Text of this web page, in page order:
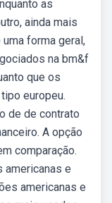
as
ainda mais
forma geral,
na bm&f
que os
europeu.
de de contrato
A opção
comparação.
americanas e
americanas e